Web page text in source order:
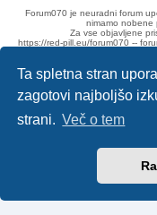
Ta spletna stran
zagotovi najboljšo
strani. Več o tem
Forum070 je neuradni forum
nimamo nobene
Za vse objavljene
https://red-pill.eu/forum070 --